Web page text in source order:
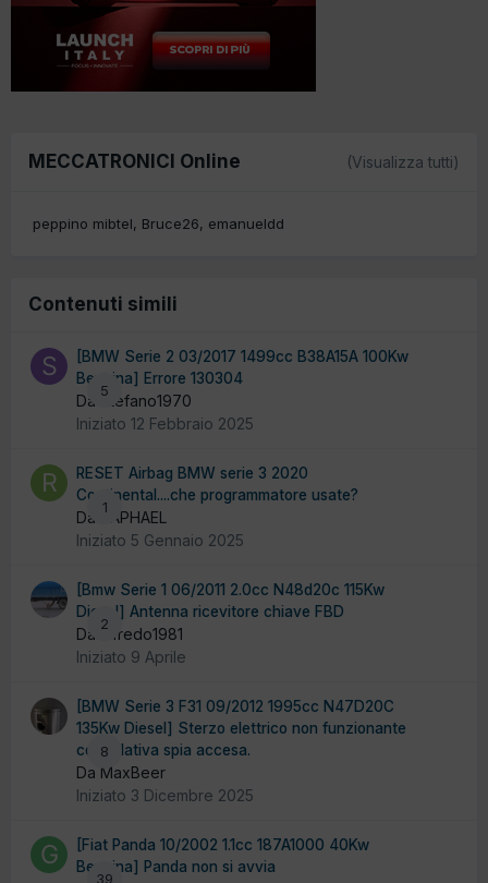
MECCATRONICI Online (Visualizza tutti)
peppino mibtel Bruce26 emanueldd
Contenuti simili
5
[BMW Serie 2 03/2017 1499cc B38A15A 100Kw
Benzina] Errore 130304
Da Stefano1970
Iniziato 12 Febbraio 2025
1
RESET Airbag BMW serie 3 2020
Continental....che programmatore usate?
Da RAPHAEL
Iniziato 5 Gennaio 2025
2
[Bmw Serie 1 06/2011 2.0cc N48d20c 115Kw
Diesel] Antenna ricevitore chiave FBD
Da alfredo1981
Iniziato 9 Aprile
8
[BMW Serie 3 F31 09/2012 1995cc N47D20C
135Kw Diesel] Sterzo elettrico non funzionante
con relativa spia accesa.
Da MaxBeer
Iniziato 3 Dicembre 2025
39
[Fiat Panda 10/2002 1.1cc 187A1000 40Kw
Benzina] Panda non si avvia